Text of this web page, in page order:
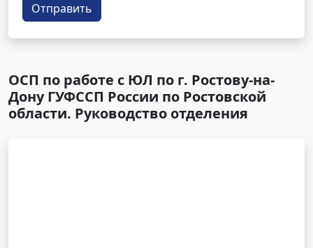
Отправить
ОСП по работе с ЮЛ по г. Ростову-на-
Дону ГУФССП России по Ростовской
области. Руководство отделения